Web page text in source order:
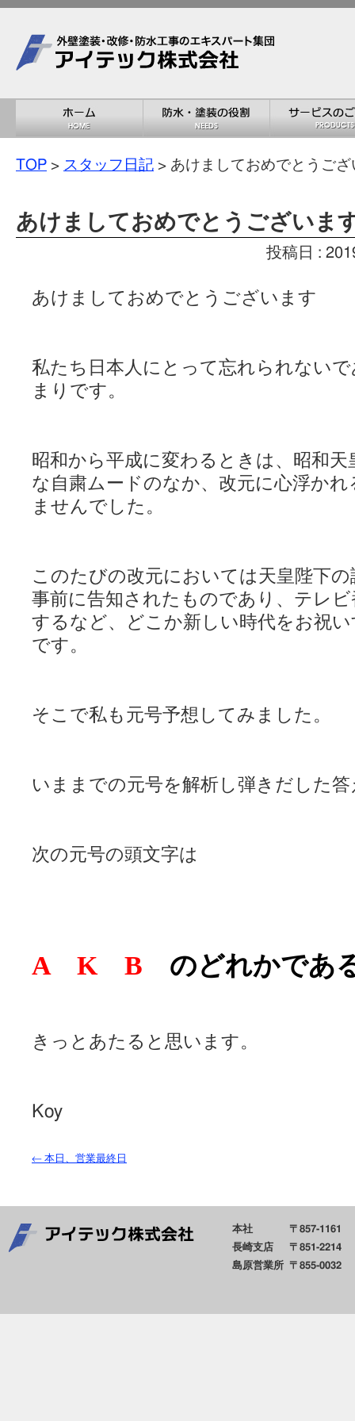
TOP > スタッフ日記 > あけましておめでとうござ
あけましておめでとうございま
投稿日 :
あけましておめでとうございます
私たち日本人にとって忘れられない
まりです。
昭和から平成に変わるときは、昭和
な自粛ムードのなか、改元に心浮か
ませんでした。
このたびの改元においては天皇陛下
事前に告知されたものであり、テレ
するなど、どこか新しい時代をお祝
です。
そこで私も元号予想してみました。
いままでの元号を解析し弾きだした答
次の元号の頭文字は
A K B のどれかであ
きっとあたると思います。
Koy
← 本日、営業最終日
本社
〒857-1161
長崎支店
〒851-2214
島原営業所 〒855-0032